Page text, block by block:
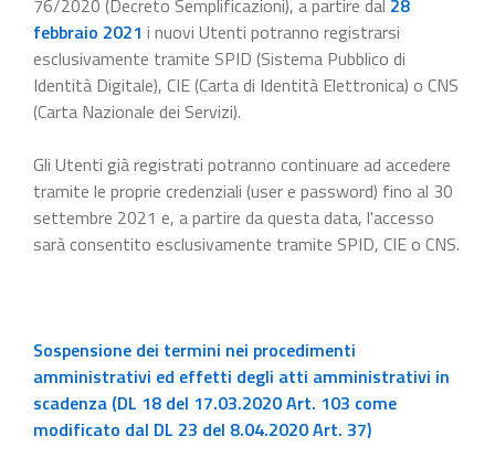
76/2020 (Decreto Semplificazioni), a partire dal 28
febbraio 2021 i nuovi Utenti potranno registrarsi
esclusivamente tramite SPID (Sistema Pubblico di
Identità Digitale), CIE (Carta di Identità Elettronica) o CNS
(Carta Nazionale dei Servizi).
Gli Utenti già registrati potranno continuare ad accedere
tramite le proprie credenziali (user e password) fino al 30
settembre 2021 e, a partire da questa data, l'accesso
sarà consentito esclusivamente tramite SPID, CIE o CNS.
Sospensione dei termini nei procedimenti
amministrativi ed effetti degli atti amministrativi in
scadenza (DL 18 del 17.03.2020 Art. 103 come
modificato dal DL 23 del 8.04.2020 Art. 37)